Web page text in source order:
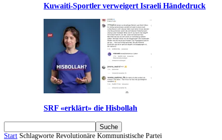
Kuwaiti-Sportler verweigert Israeli Händedruck
SRF «erklärt» die Hisbollah
Start Schlagworte Revolutionäre Kommunistische Partei